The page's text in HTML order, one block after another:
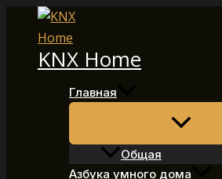
Перейти
содержимому
KNX Home
Главная
Общая
Азбука умного дома